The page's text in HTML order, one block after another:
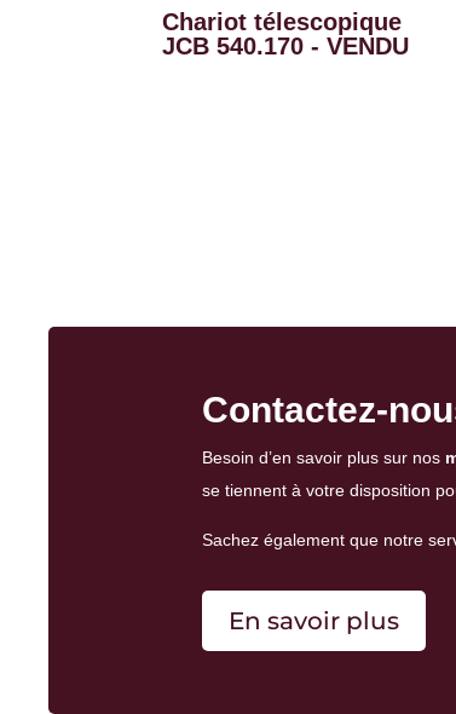
Chariot télescopique
JCB 540.170 - VENDU
Contactez-
Besoin d’en savoir plus sur nos
se tiennent à votre disposition
Sachez également que notre
En savoir plus